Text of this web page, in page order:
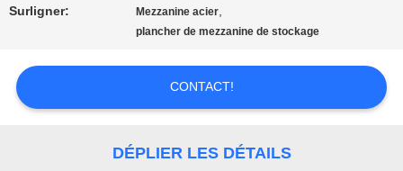
SITE
Surligner: Mezzanine acier,
plancher de mezzanine de stockage
CONTACT!
DÉPLIER LES DÉTAILS